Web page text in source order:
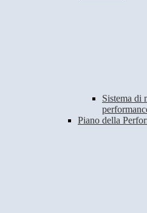
Sistema di
Piano della